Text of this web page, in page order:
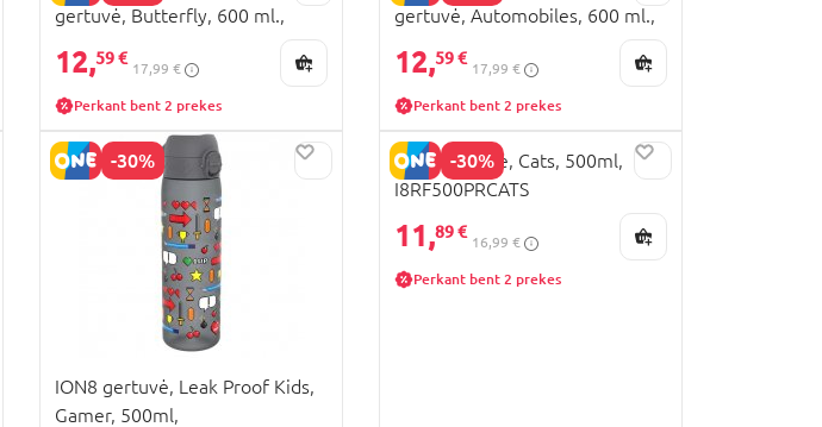
gertuvė, Butterfly, 600 ml.,
12,59 €
17,99 €
Perkant bent 2 prekes
gertuvė, Automobiles, 600 ml.,
12,59 €
17,99 €
Perkant bent 2 prekes
-30%
ION8 gertuvė, Leak Proof Kids,
Gamer, 500ml,
-30%
ION8 gertuvė, Cats, 500ml,
I8RF500PRCATS
11,89 €
16,99 €
Perkant bent 2 prekes